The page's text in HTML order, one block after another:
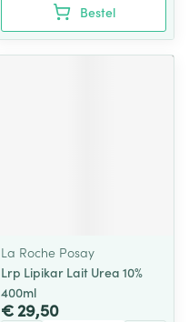
Bestel
La Roche Posay
Lrp Lipikar Lait Urea 10%
400ml
€ 29,50